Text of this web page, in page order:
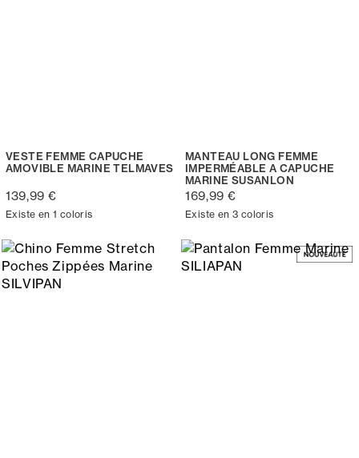
VESTE FEMME CAPUCHE
AMOVIBLE MARINE TELMAVES
139,99 €
Existe en 1 coloris
MANTEAU LONG FEMME
IMPERMÉABLE A CAPUCHE
MARINE SUSANLON
169,99 €
Existe en 3 coloris